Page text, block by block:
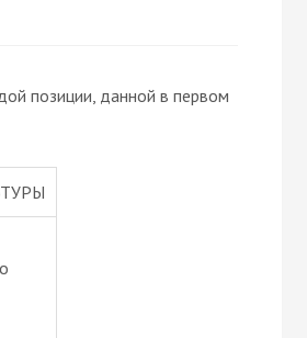
позиции, данной в первом